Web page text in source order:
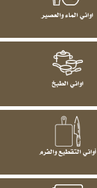
اواني الماء والعصير
اواني الطبخ
أواني التقطيع والفرم